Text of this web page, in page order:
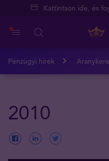
Kattintson ide, és
Pénzügyi hírek
2010